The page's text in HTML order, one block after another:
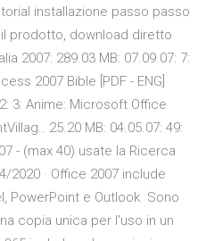
installazione passo passo
prodotto, download diretto
2007: 289.03 MB: 07.09.07: 7:
2007 Bible [PDF - ENG]
3: Anime: Microsoft Office
25.20 MB: 04.05.07: 49:
- (max 40) usate la Ricerca
2020 · Office 2007 include
PowerPoint e Outlook. Sono
copia unica per l'uso in un